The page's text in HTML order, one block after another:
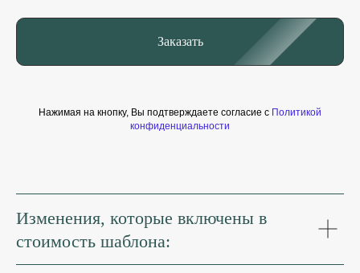
Заказать
Нажимая на кнопку, Вы подтверждаете согласие с Политикой
конфиденциальности
Изменения, которые включены в
стоимость шаблона: